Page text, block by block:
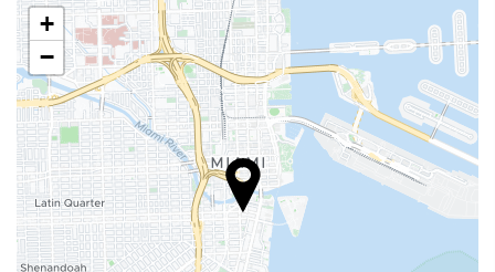
アラカルトレストラン
バー
施設内のカフェ
レセプションサービス
24時間対応フロント
荷物預かり
+
−